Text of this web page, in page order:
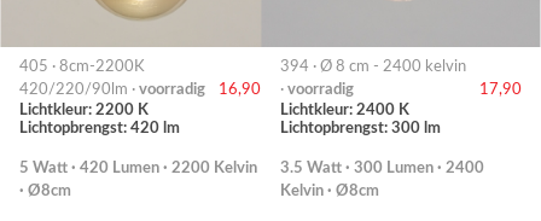
405 · 8cm-2200K
420/220/90lm · voorradig
16,90
Lichtkleur: 2200 K
Lichtopbrengst: 420 lm
5 Watt · 420 Lumen · 2200 Kelvin
· Ø8cm
394 · Ø 8 cm - 2400 kelvin
· voorradig
17,90
Lichtkleur: 2400 K
Lichtopbrengst: 300 lm
3.5 Watt · 300 Lumen · 2400
Kelvin · Ø8cm